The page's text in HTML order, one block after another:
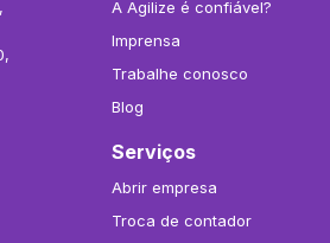
A Agilize é confiável?
Imprensa
Trabalhe conosco
Blog
Serviços
Abrir empresa
Troca de contador